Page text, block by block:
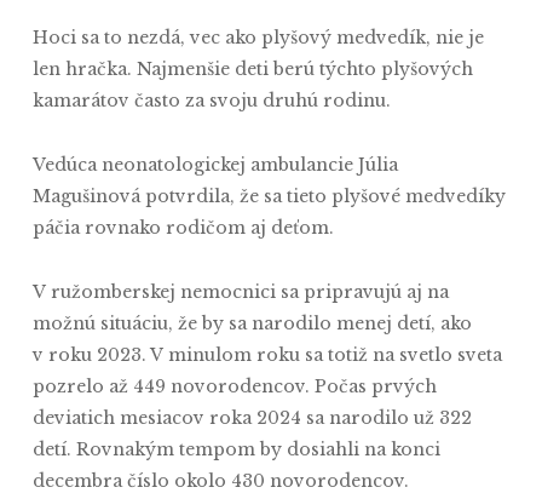
Hoci sa to nezdá, vec ako plyšový medvedík, nie je
len hračka. Najmenšie deti berú týchto plyšových
kamarátov často za svoju druhú rodinu.
Vedúca neonatologickej ambulancie Júlia
Magušinová potvrdila, že sa tieto plyšové medvedíky
páčia rovnako rodičom aj deťom.
V ružomberskej nemocnici sa pripravujú aj na
možnú situáciu, že by sa narodilo menej detí, ako
v roku 2023. V minulom roku sa totiž na svetlo sveta
pozrelo až 449 novorodencov. Počas prvých
deviatich mesiacov roka 2024 sa narodilo už 322
detí. Rovnakým tempom by dosiahli na konci
decembra číslo okolo 430 novorodencov.